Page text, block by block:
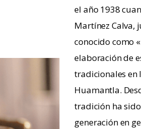
el año 1938
Martínez Calva,
conocido como
elaboración de
tradicionales en
Huamantla.
tradición ha
generación en